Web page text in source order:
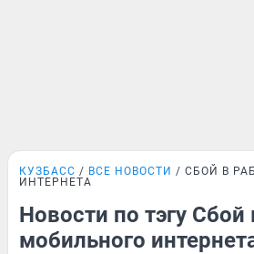
КУЗБАСС ВСЕ НОВОСТИ
СБОЙ В
ИНТЕРНЕТА
Новости по тэгу Сбой
мобильного